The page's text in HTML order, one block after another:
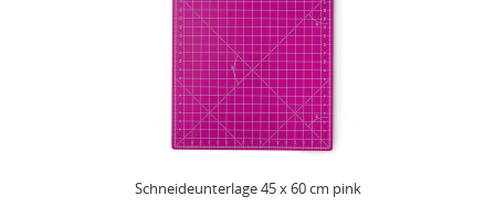
Schneideunterlage 45 x 60 cm pink